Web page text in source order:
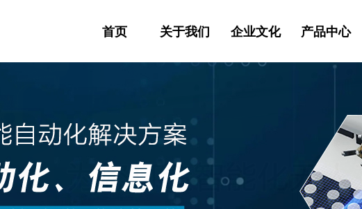
首页 关于我们 企业文化 产品中心